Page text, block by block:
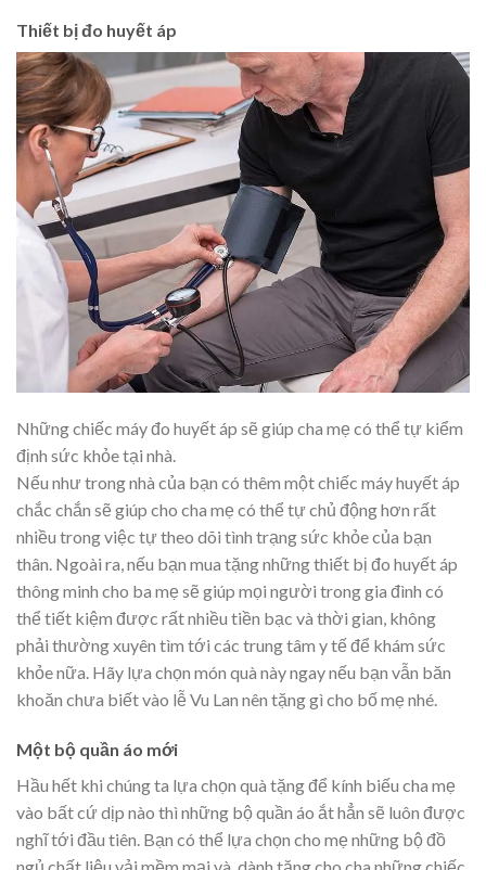
Thiết bị đo huyết áp
Những chiếc máy đo huyết áp sẽ giúp cha mẹ có thể tự kiểm
định sức khỏe tại nhà.
Nếu như trong nhà của bạn có thêm một chiếc máy huyết áp
chắc chắn sẽ giúp cho cha mẹ có thể tự chủ động hơn rất
nhiều trong việc tự theo dõi tình trạng sức khỏe của bạn
thân. Ngoài ra, nếu bạn mua tặng những thiết bị đo huyết áp
thông minh cho ba mẹ sẽ giúp mọi người trong gia đình có
thể tiết kiệm được rất nhiều tiền bạc và thời gian, không
phải thường xuyên tìm tới các trung tâm y tế để khám sức
khỏe nữa. Hãy lựa chọn món quà này ngay nếu bạn vẫn băn
khoăn chưa biết vào lễ Vu Lan nên tặng gì cho bố mẹ nhé.
Một bộ quần áo mới
Hầu hết khi chúng ta lựa chọn quà tặng để kính biếu cha mẹ
vào bất cứ dịp nào thì những bộ quần áo ắt hẳn sẽ luôn được
nghĩ tới đầu tiên. Bạn có thể lựa chọn cho mẹ những bộ đồ